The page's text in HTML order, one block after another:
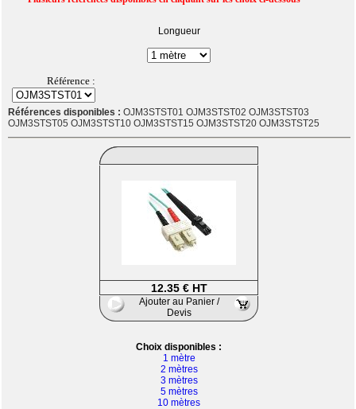
Longueur
Référence :
Références disponibles : OJM3STST01 OJM3STST02 OJM3STST03
OJM3STST05 OJM3STST10 OJM3STST15 OJM3STST20 OJM3STST25
12.35 € HT
Ajouter au Panier /
Devis
Choix disponibles :
1 mètre
2 mètres
3 mètres
5 mètres
10 mètres